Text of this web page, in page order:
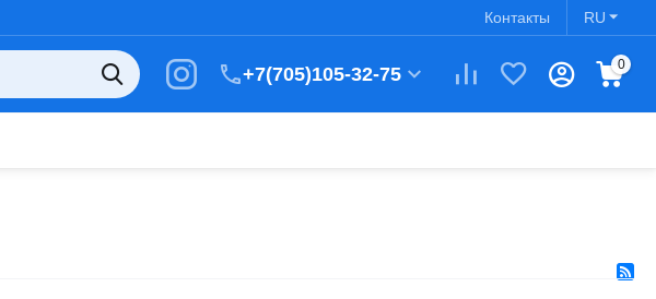
RU
Контакты
+7(705)105-32-75 0